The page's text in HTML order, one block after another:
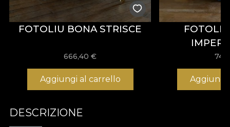
FOTOLIU BONA STRISCE
666,40€
Aggiungi al carrello Aggiungi
DESCRIZIONE